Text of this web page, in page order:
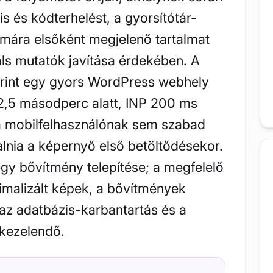
és kódterhelést, a gyorsítótár-
elsőként megjelenő tartalmat
mutatók javítása érdekében. A
egy gyors WordPress webhely
másodperc alatt, INP 200 ms
sem szabad
a képernyő első betöltődésekor.
bővítmény telepítése; a megfelelő
képek, a bővítmények
adatbázis-karbantartás és a